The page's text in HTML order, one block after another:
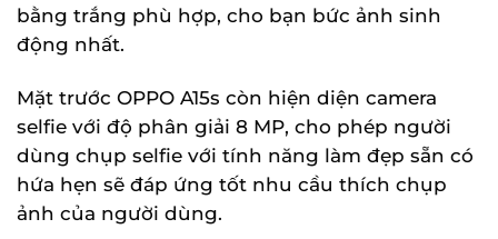
bằng trắng phù hợp, cho bạn bức ảnh sinh
động nhất.
Mặt trước OPPO A15s còn hiện diện camera
selfie với độ phân giải 8 MP, cho phép người
dùng chụp selfie với tính năng làm đẹp sẵn có
hứa hẹn sẽ đáp ứng tốt nhu cầu thích chụp
ảnh của người dùng.